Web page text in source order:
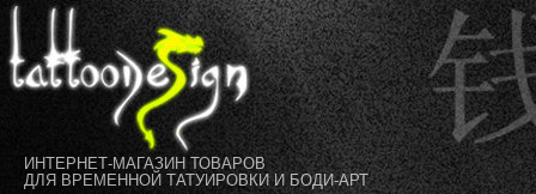
ИНТЕРНЕТ-МАГАЗИН ТОВАРОВ
ДЛЯ ВРЕМЕННОЙ ТАТУИРОВКИ И БОДИ-АРТ